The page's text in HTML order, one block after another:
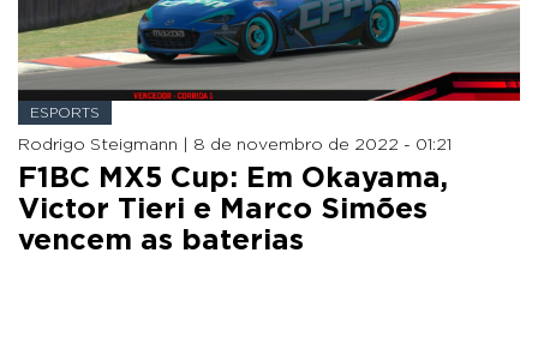
ESPORTS
Rodrigo Steigmann | 8 de novembro de 2022 - 01:21
F1BC MX5 Cup: Em Okayama,
Victor Tieri e Marco Simões
vencem as baterias